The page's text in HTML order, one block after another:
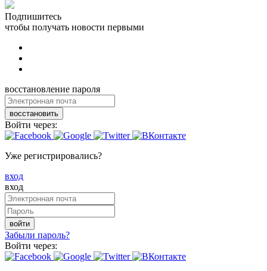
Подпишитесь
чтобы получать новости первыми
восстановление пароля
восстановить
Войти через:
Уже регистрировались?
вход
вход
войти
Забыли пароль?
Войти через: